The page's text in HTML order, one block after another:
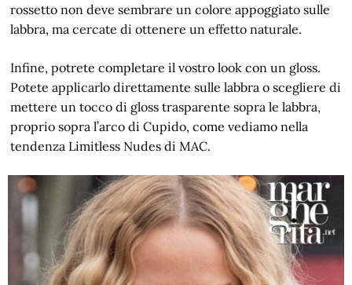
rossetto non deve sembrare un colore appoggiato sulle
labbra, ma cercate di ottenere un effetto naturale.
Infine, potrete completare il vostro look con un gloss.
Potete applicarlo direttamente sulle labbra o scegliere di
mettere un tocco di gloss trasparente sopra le labbra,
proprio sopra l’arco di Cupido, come vediamo nella
tendenza Limitless Nudes di MAC.